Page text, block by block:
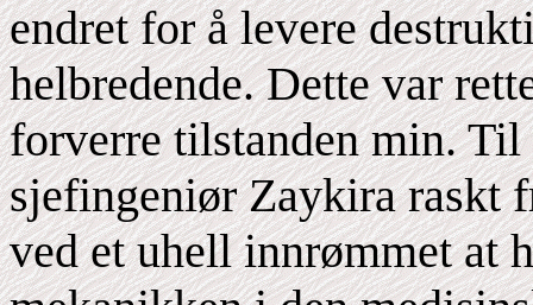
endret for å levere
helbredende. Dette var
forverre tilstanden min.
sjefingeniør Zaykira raskt
ved et uhell innrømmet at